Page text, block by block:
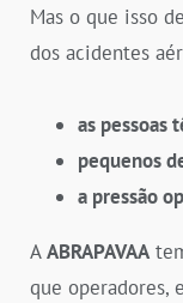
Mas o que isso
dos acidentes
as pessoas
pequenos
a pressão
AABRAPAVAA
que operadores,